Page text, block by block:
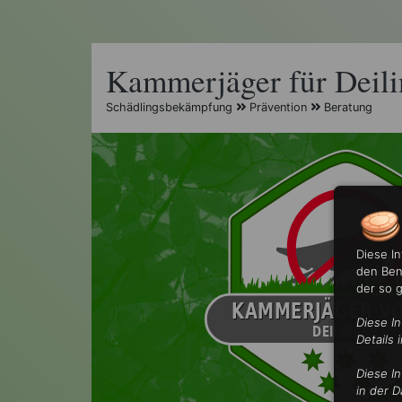
Kammerjäger für
Schädlingsbekämpfung Prävention Beratung
Diese
den
der so
Diese
Details
Diese
in der